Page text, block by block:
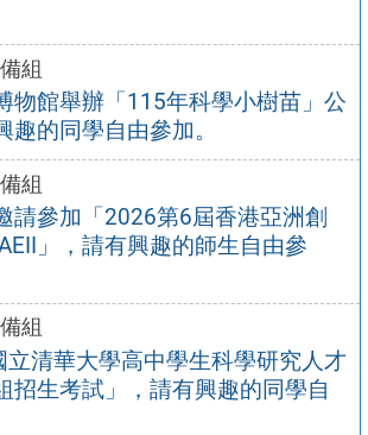
組
物館舉辦「115年科學小樹苗」公
的同學自由參加。
組
請參加「2026第6屆香港亞洲創
」，請有興趣的師生自由參
組
立清華大學高中學生科學研究人才
招生考試」，請有興趣的同學自